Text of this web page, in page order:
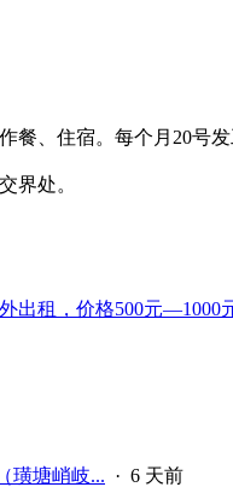
、住宿。每个月20号发
界处。
出租，价格500元—1000
璜塘峭岐... · 6 天前